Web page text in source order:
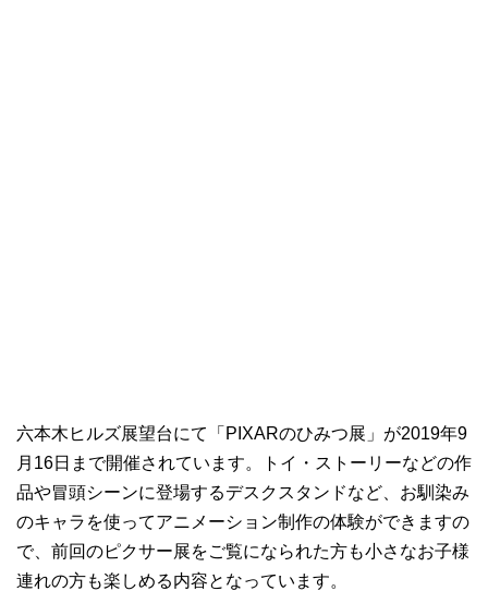
六本木ヒルズ展望台にて「PIXARのひみつ展」が2019年9
月16日まで開催されています。トイ・ストーリーなどの作
品や冒頭シーンに登場するデスクスタンドなど、お馴染み
のキャラを使ってアニメーション制作の体験ができますの
で、前回のピクサー展をご覧になられた方も小さなお子様
連れの方も楽しめる内容となっています。